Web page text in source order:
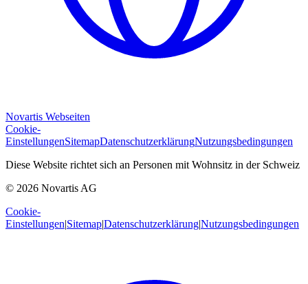
Novartis Webseiten
Cookie-
EinstellungenSitemapDatenschutzerklärungNutzungsbedingungen
Diese Website richtet sich an Personen mit Wohnsitz in der Schweiz
© 2026 Novartis AG
Cookie-
Einstellungen|Sitemap|Datenschutzerklärung|Nutzungsbedingungen